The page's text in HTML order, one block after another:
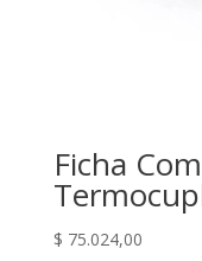
Ficha
$ 75.024,00